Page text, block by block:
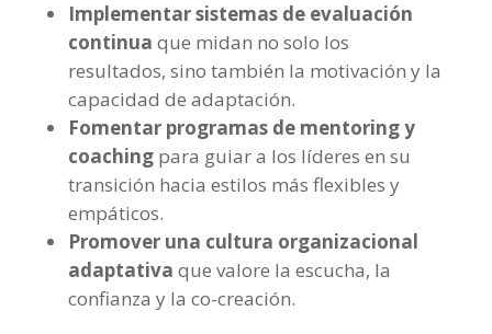
Implementar sistemas de evaluación
continua que midan no solo los
resultados, sino también la motivación y la
capacidad de adaptación.
Fomentar programas de mentoring y
coachingpara guiar a los líderes en su
transición hacia estilos más flexibles y
empáticos.
Promover una cultura organizacional
adaptativa que valore la escucha, la
confianza y la co-creación.